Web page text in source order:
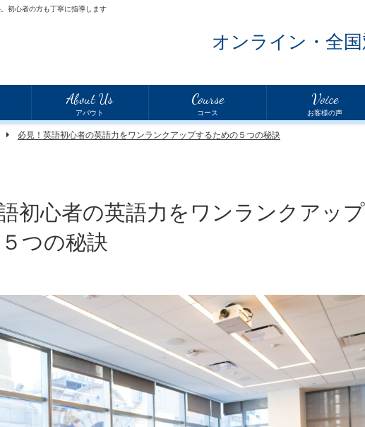
オンライン・全
初心者の方も丁寧に指導します
About Us
アバウト
Course
コース
Voice
お客様の声
必見！英語初心者の英語力をワンランクアップするための５つの秘訣
初心者の英語力をワンランクアッ
つの秘訣